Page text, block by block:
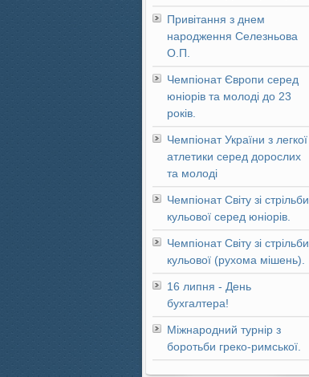
Привітання з днем
народження Селезньова
О.П.
Чемпіонат Європи серед
юніорів та молоді до 23
років.
Чемпіонат України з легкої
атлетики серед дорослих
та молоді
Чемпіонат Світу зі стрільби
кульової серед юніорів.
Чемпіонат Світу зі стрільби
кульової (рухома мішень).
16 липня - День
бухгалтера!
Міжнародний турнір з
боротьби греко-римської.